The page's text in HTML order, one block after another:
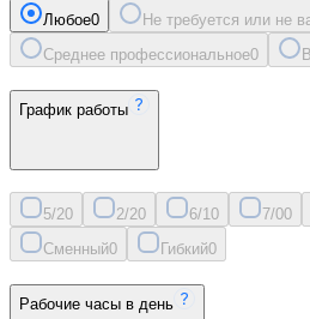
Любое0 Не требуется или не
Среднее профессиональное0
График работы
5/20 2/20 6/10 7/00
Сменный0 Гибкий0
Рабочие часы в день